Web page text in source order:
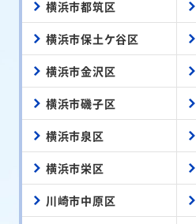
横浜市都筑区
横浜市保土ケ谷区
横浜市金沢区
横浜市磯子区
横浜市泉区
横浜市栄区
川崎市中原区